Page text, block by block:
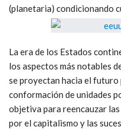
(planetaria) condicionando
La era de los Estados
los aspectos más notables
se proyectan hacia el
conformación de unidades
objetiva para reencauzar
por el capitalismo y las